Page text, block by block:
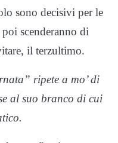
sono decisivi per le
scenderanno di
il terzultimo.
ripete a mo’ di
al suo branco di cui